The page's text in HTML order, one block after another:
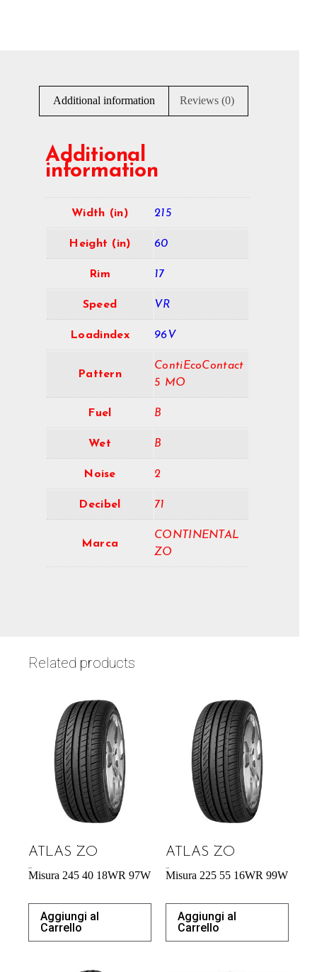
Additional information Reviews (0)
Additional
information
Width (in) 215
Height (in) 60
Rim 17
Speed VR
Loadindex 96V
Pattern
ContiEcoContact
5 MO
Fuel B
Wet B
Noise 2
Decibel 71
Marca
CONTINENTAL
ZO
Related products
ATLAS ZO
Misura 245 40 18WR 97W
Aggiungi al
Carrello
ATLAS ZO
Misura 225 55 16WR 99W
Aggiungi al
Carrello